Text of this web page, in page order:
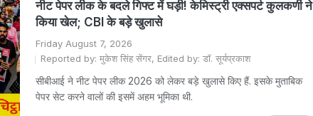
नीट पेपर लीक के बदले गिफ्ट में घड़ी! केमिस्ट्री एक्सपर्ट कुलकर्णी ने
किया खेल; CBI के बड़े खुलासे
Friday August 7, 2026
Reported by: मुकेश सिंह सेंगर, Edited by: डॉ. सूर्यप्रकाश
सीबीआई ने नीट पेपर लीक 2026 को लेकर बड़े खुलासे किए हैं. इसके मुताबिक
पेपर सेट करने वालों की इसमें अहम भूमिका थी.